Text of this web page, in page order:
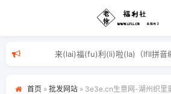
来(lai)福(fu)利(li)啦(la)（lfll拼音
首页 » 批发网站 » 3e3e.cn生意网-湖州织里